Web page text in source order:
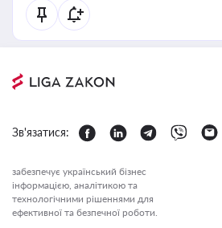
Зв'язатися:
забезпечує український бізнес
інформацією, аналітикою та
технологічними рішеннями для
ефективної та безпечної роботи.